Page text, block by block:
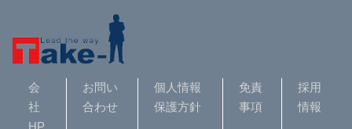
会
社
お問い
合わせ
個人情報
保護方針
免責
事項
採用
情報